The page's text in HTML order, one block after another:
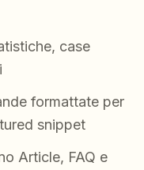
case
formattate per
snippet
Article, FAQ e